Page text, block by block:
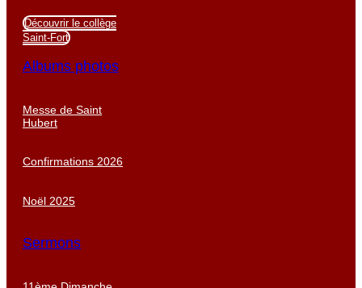
Découvrir le collège
Saint-Fort
Albums photos
Messe de Saint
Hubert
Confirmations 2026
Noël 2025
Sermons